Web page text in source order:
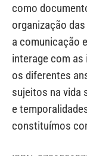
como
organização
a comunicação
interage com
os diferentes
sujeitos na vida
e
constituímos